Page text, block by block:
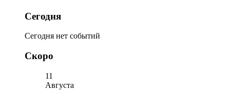
Сегодня
Сегодня нет событий
Скоро
11
Августа